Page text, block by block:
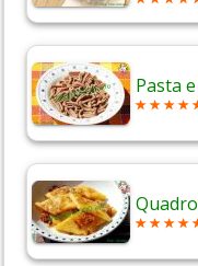
Pasta